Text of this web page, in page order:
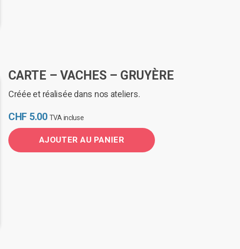
CARTE – VACHES – GRUYÈRE
Créée et réalisée dans nos ateliers.
CHF 5.00 TVA incluse
AJOUTER AU PANIER